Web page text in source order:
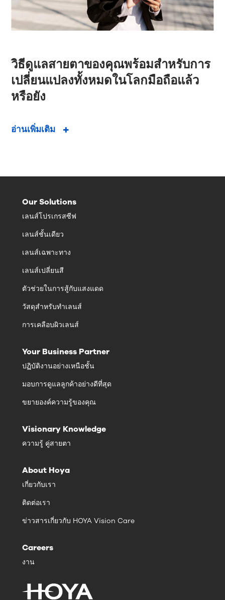
วิธีดูแลสายตาของคุณพร้อมสำหรับการ
เปลี่ยนแปลงทั้งหมดในโลกมือถือแล้ว
หรือยัง
อ่านเพิ่มเติม
Our Solutions
เลนส์โปรเกรสซีฟ
เลนส์ชั้นเดียว
เลนส์เฉพาะทาง
เลนส์เปลี่ยนสี
ตัวช่วยในการสู้กับแสงแดด
วัสดุสำหรับทำเลนส์
การเคลือบผิวเลนส์
Your Business Partner
ปฏิบัติงานอย่างเหนือชั้น
มอบการดูแลลูกค้าอย่างดีที่สุด
ขยายองค์ความรู้ของคุณ
Visionary Knowledge
ความรู้ คู่สายตา
About Hoya
เกี่ยวกับเรา
ติดต่อเรา
ข่าวสารเกี่ยวกับ HOYA Vision Care
Careers
งาน